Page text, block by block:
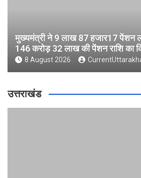
मुख्यमंत्री ने 9 लाख 87 हजार17 पेंशन
146 करोड़ 32 लाख की पेंशन राशि का
8 August 2026
उत्तराखंड